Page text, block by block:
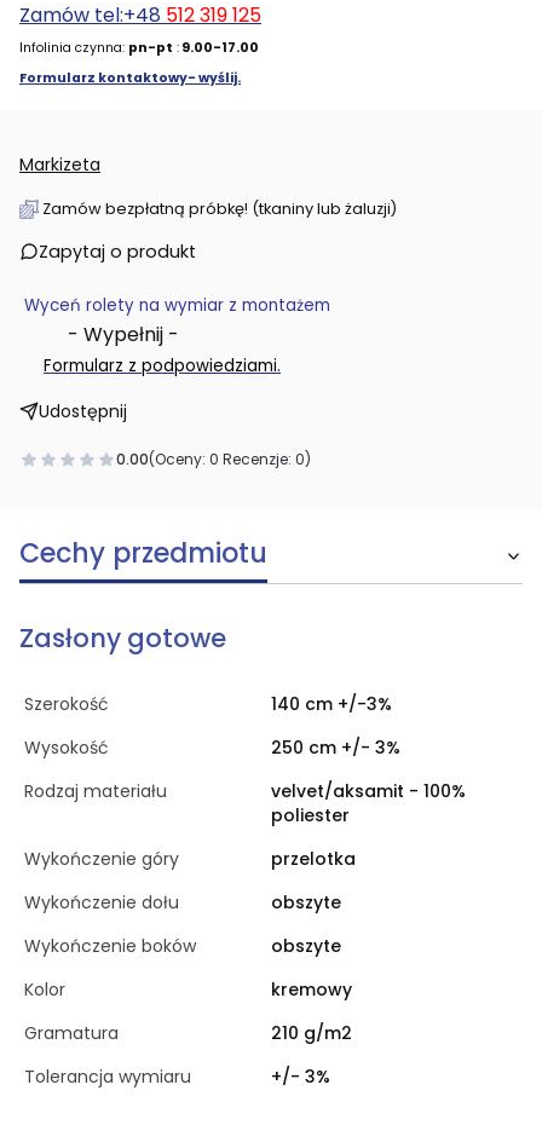
Zamów tel:+48 512 319 125
Infolinia czynna: pn-pt : 9.00-17.00
Formularz kontaktowy- wyślij.
Markizeta
Zamów bezpłatną próbkę! (tkaniny lub żaluzji)
Zapytaj o produkt
Wyceń rolety na wymiar z montażem
- Wypełnij -
Formularz z podpowiedziami.
Udostępnij
0.00(Oceny: 0 Recenzje: 0)
Cechy przedmiotu
Zasłony gotowe
Szerokość
140 cm +/-3%
Wysokość
250 cm +/- 3%
Rodzaj materiału
velvet/aksamit - 100%
poliester
Wykończenie góry
przelotka
Wykończenie dołu
obszyte
Wykończenie boków
obszyte
Kolor
kremowy
Gramatura
210 g/m2
Tolerancja wymiaru
+/- 3%